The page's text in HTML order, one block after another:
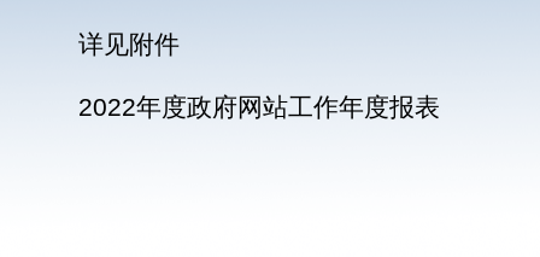
详见附件
2022年度政府网站工作年度报表